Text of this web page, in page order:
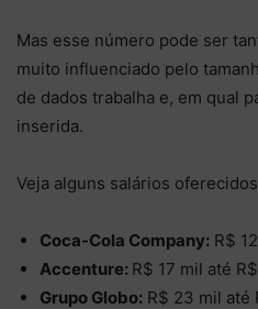
Mas esse número pode ser
muito influenciado pelo
de dados trabalha e, em qual
inserida.
Veja alguns salários
Coca-Cola Company: R$
Accenture: R$ 17 mil até
Grupo Globo: R$ 23 mil até